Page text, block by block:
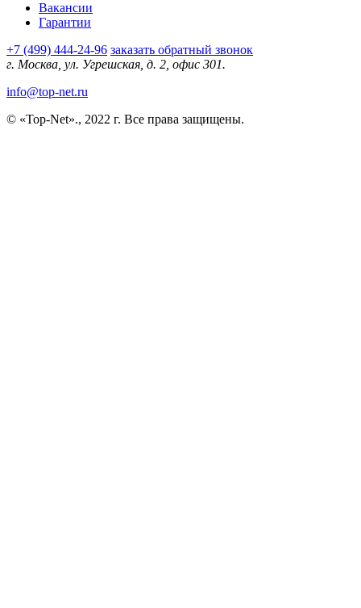
Вакансии
Гарантии
+7 (499) 444-24-96 заказать обратный звонок
г. Москва, ул. Угрешская, д. 2, офис 301.
info@top-net.ru
© «Top-Net»., 2022 г. Все права защищены.